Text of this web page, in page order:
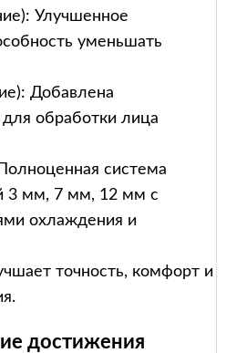
Улучшенное
уменьшать
Добавлена
обработки лица
система
3 мм, 7 мм, 12 мм с
охлаждения и
точность, комфорт и
достижения